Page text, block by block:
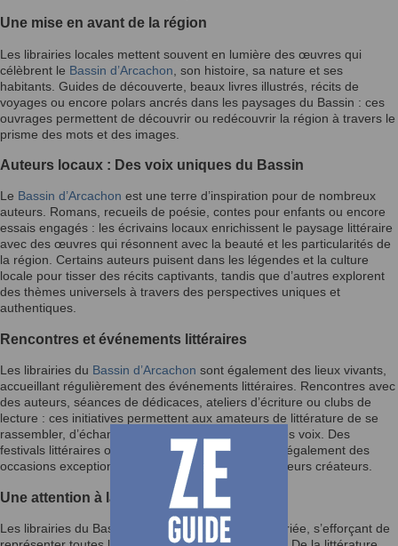
Une mise en avant de la région
Les librairies locales mettent souvent en lumière des œuvres qui
célèbrent le Bassin d’Arcachon , son histoire, sa nature et ses
habitants. Guides de découverte, beaux livres illustrés, récits de
voyages ou encore polars ancrés dans les paysages du Bassin : ces
ouvrages permettent de découvrir ou redécouvrir la région à travers le
prisme des mots et des images.
Auteurs locaux : Des voix uniques du Bassin
Le Bassin d’Arcachon est une terre d’inspiration pour de nombreux
auteurs. Romans, recueils de poésie, contes pour enfants ou encore
essais engagés : les écrivains locaux enrichissent le paysage littéraire
avec des œuvres qui résonnent avec la beauté et les particularités de
la région. Certains auteurs puisent dans les légendes et la culture
locale pour tisser des récits captivants, tandis que d’autres explorent
des thèmes universels à travers des perspectives uniques et
authentiques.
Rencontres et événements littéraires
Les librairies du Bassin d’Arcachon sont également des lieux vivants,
accueillant régulièrement des événements littéraires. Rencontres avec
des auteurs, séances de dédicaces, ateliers d’écriture ou clubs de
lecture : ces initiatives permettent aux amateurs de littérature de se
rassembler, d’échanger et de découvrir de nouvelles voix. Des
festivals littéraires organisés dans la région offrent également des
occasions exceptionnelles de célébrer les livres et leurs créateurs.
Une attention à la diversité et à l’inclusion
Les librairies du Bassin proposent une sélection variée, s’efforçant de